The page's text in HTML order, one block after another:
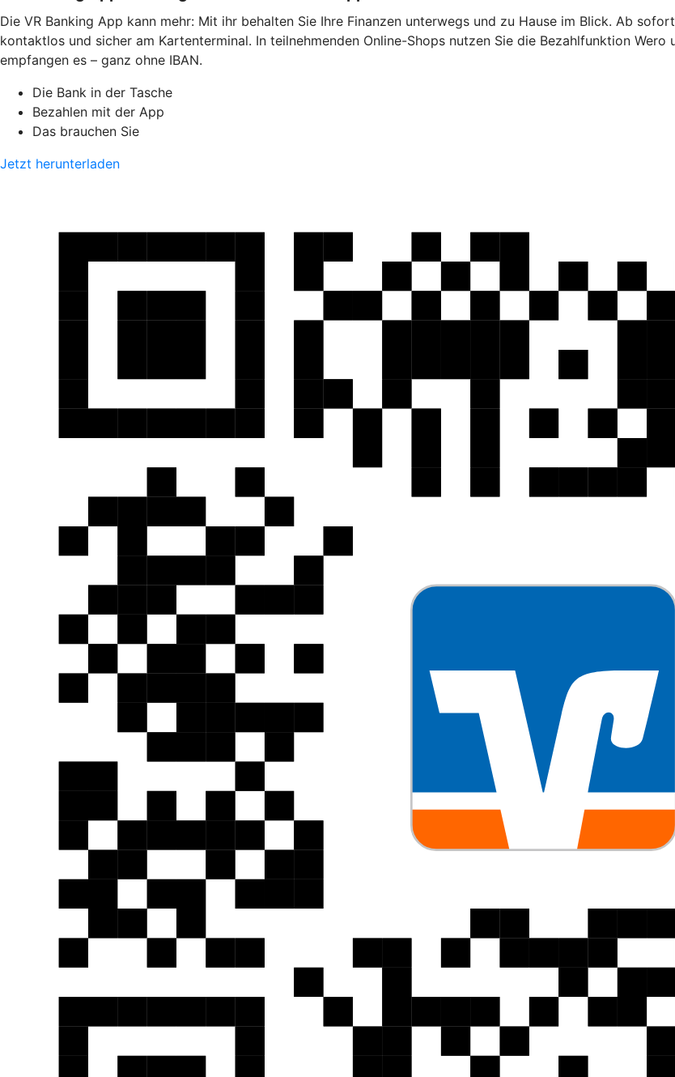
Die VR Banking App kann mehr: Mit ihr behalten Sie Ihre Finanzen unterwegs und zu Hause im Blick. Ab
kontaktlos und sicher am Kartenterminal. In teilnehmenden Online-Shops nutzen Sie die Bezahlfunktion
empfangen es – ganz ohne IBAN.
Die Bank in der Tasche
Bezahlen mit der App
Das brauchen Sie
Jetzt herunterladen